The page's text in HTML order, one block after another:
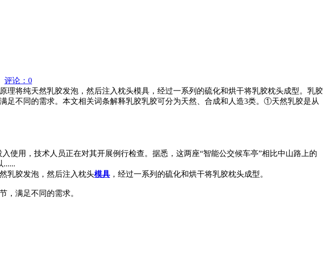
评论：0
将纯天然乳胶发泡，然后注入枕头模具，经过一系列的硫化和烘干将乳胶枕头成型。乳胶
不同的需求。本文相关词条解释乳胶乳胶可分为天然、合成和人造3类。①天然乳胶是从
使用，技术人员正在对其开展例行检查。据悉，这两座“智能公交候车亭”相比中山路上的
......
乳胶发泡，然后注入枕头模具 ，经过一系列的硫化和烘干将乳胶枕头成型。
，满足不同的需求。